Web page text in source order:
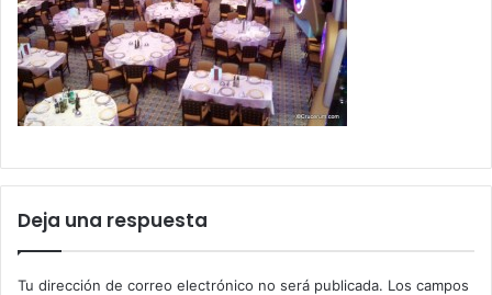
Deja una respuesta
Tu dirección de correo electrónico no será publicada. Los campos